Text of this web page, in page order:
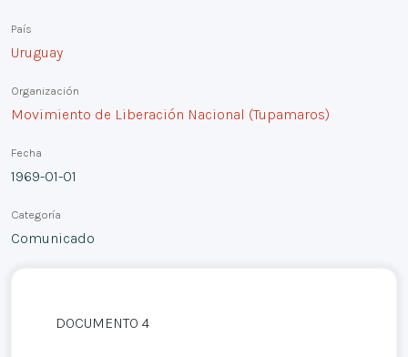
País
Uruguay
Organización
Movimiento de Liberación Nacional (Tupamaros)
Fecha
1969-01-01
Categoría
Comunicado
DOCUMENTO 4